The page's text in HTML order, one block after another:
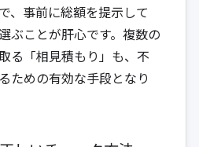
、事前に総額を提示して
ぶことが肝心です。複数の
る「相見積もり」も、不
ための有効な手段となり